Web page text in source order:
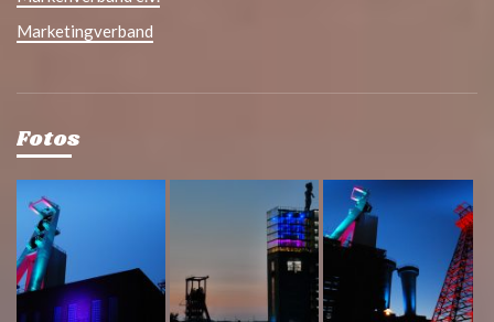
Marketingverband
Fotos